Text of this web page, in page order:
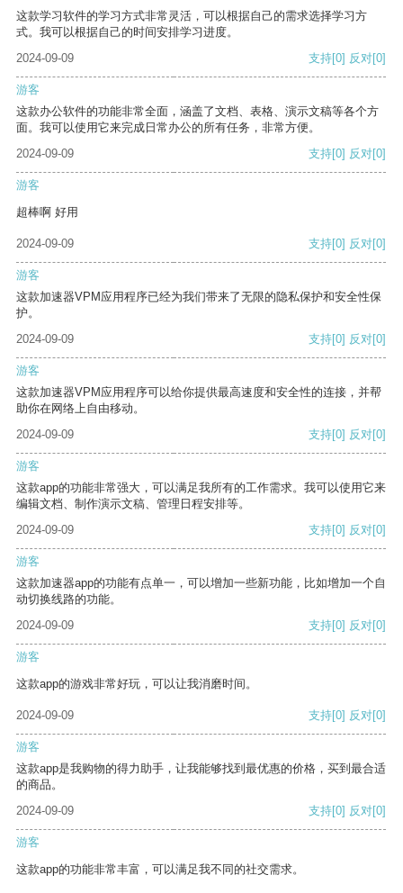
这款学习软件的学习方式非常灵活，可以根据自己的需求选择学习方
式。我可以根据自己的时间安排学习进度。
2024-09-09
支持[0] 反对[0]
游客
这款办公软件的功能非常全面，涵盖了文档、表格、演示文稿等各个方
面。我可以使用它来完成日常办公的所有任务，非常方便。
2024-09-09
支持[0] 反对[0]
游客
超棒啊 好用
2024-09-09 支持[0] 反对[0]
游客
这款加速器VPM应用程序已经为我们带来了无限的隐私保护和安全性保
护。
2024-09-09
支持[0] 反对[0]
游客
这款加速器VPM应用程序可以给你提供最高速度和安全性的连接，并帮
助你在网络上自由移动。
2024-09-09
支持[0] 反对[0]
游客
这款app的功能非常强大，可以满足我所有的工作需求。我可以使用它来
编辑文档、制作演示文稿、管理日程安排等。
2024-09-09
支持[0] 反对[0]
游客
这款加速器app的功能有点单一，可以增加一些新功能，比如增加一个自
动切换线路的功能。
2024-09-09
支持[0] 反对[0]
游客
这款app的游戏非常好玩，可以让我消磨时间。
2024-09-09 支持[0] 反对[0]
游客
这款app是我购物的得力助手，让我能够找到最优惠的价格，买到最合适
的商品。
2024-09-09
支持[0] 反对[0]
游客
这款app的功能非常丰富，可以满足我不同的社交需求。